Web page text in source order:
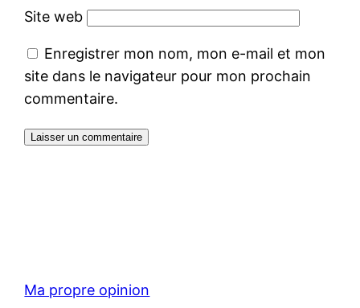
Site web
Enregistrer mon nom, mon e-mail et mon
site dans le navigateur pour mon prochain
commentaire.
Ma propre opinion